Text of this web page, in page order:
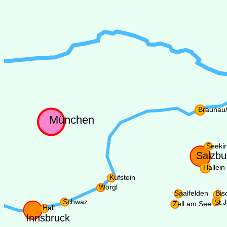
Innsbruck
Hall
Hallein
Kufstein
Saalfelden
Schwaz
Wörgl
Zell am See
München